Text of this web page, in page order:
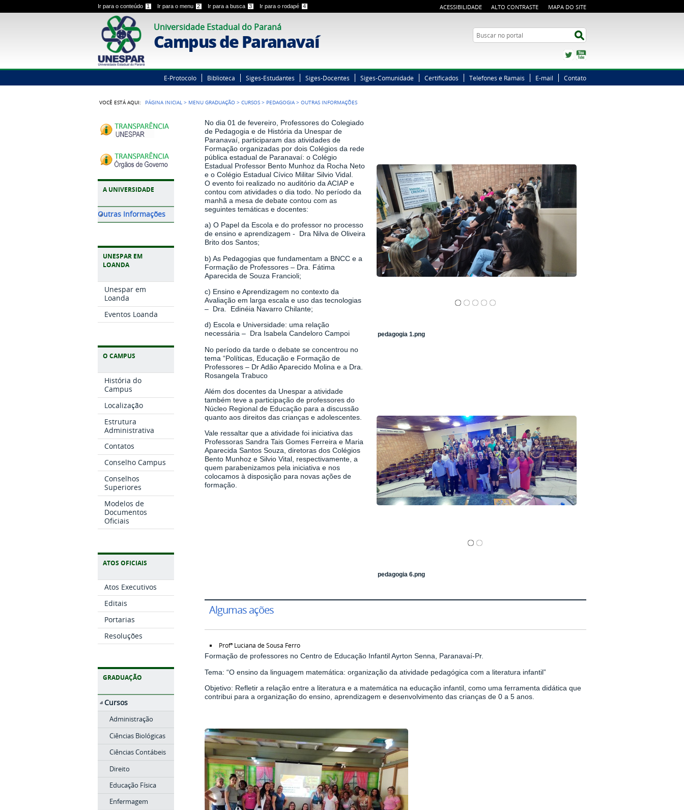
Ir para o conteúdo 1 Ir para o menu 2 Ir para a busca 3 Ir para o rodapé 4 ACESSIBILIDADE ALTO CONTRASTE MAPA DO SITE
Universidade Estadual do Paraná
Campus de Paranavaí Busca
Twitter
E-Protocolo Biblioteca Siges-Estudantes Siges-Docentes Siges-Comunidade Certificados Telefones e Ramais E-mail Contato
VOCÊ ESTÁ AQUI: PÁGINA INICIAL > MENU GRADUAÇÃO >CURSOS > PEDAGOGIA >OUTRAS INFORMAÇÕES
A UNIVERSIDADE
Outras Informações
UNESPAR EM
LOANDA
Unespar em
Loanda
Eventos Loanda
O CAMPUS
História do
Campus
Localização
Estrutura
Administrativa
Contatos
Conselho Campus
Conselhos
Superiores
Modelos de
Documentos
Oficiais
ATOS OFICIAIS
Atos Executivos
Editais
Portarias
Resoluções
GRADUAÇÃO
Cursos
Administração
Ciências Biológicas
Ciências Contábeis
Direito
Educação Física
Enfermagem
No dia 01 de fevereiro, Professores do Colegiado
de Pedagogia e de História da Unespar de
Paranavaí, participaram das atividades de
Formação organizadas por dois Colégios da rede
pública estadual de Paranavaí: o Colégio
Estadual Professor Bento Munhoz da Rocha Neto
e o Colégio Estadual Cívico Militar Silvio Vidal.
O evento foi realizado no auditório da ACIAP e
contou com atividades o dia todo. No período da
manhã a mesa de debate contou com as
seguintes temáticas e docentes:
a) O Papel da Escola e do professor no processo
de ensino e aprendizagem - Dra Nilva de Oliveira
Brito dos Santos;
b) As Pedagogias que fundamentam a BNCC e a
Formação de Professores – Dra. Fátima
Aparecida de Souza Francioli;
c) Ensino e Aprendizagem no contexto da
Avaliação em larga escala e uso das tecnologias
– Dra. Edinéia Navarro Chilante;
d) Escola e Universidade: uma relação
necessária – Dra Isabela Candeloro Campoi
No período da tarde o debate se concentrou no
tema “Políticas, Educação e Formação de
Professores – Dr Adão Aparecido Molina e a Dra.
Rosangela Trabuco
Além dos docentes da Unespar a atividade
também teve a participação de professores do
Núcleo Regional de Educação para a discussão
quanto aos direitos das crianças e adolescentes.
Vale ressaltar que a atividade foi iniciativa das
Professoras Sandra Tais Gomes Ferreira e Maria
Aparecida Santos Souza, diretoras dos Colégios
Bento Munhoz e Silvio Vital, respectivamente, a
quem parabenizamos pela iniciativa e nos
colocamos à disposição para novas ações de
formação.
pedagogia 1.png
pedagogia 6.png
Algumas ações
Profª Luciana de Sousa Ferro
Formação de professores no Centro de Educação Infantil Ayrton Senna, Paranavaí-Pr.
Tema: “O ensino da linguagem matemática: organização da atividade pedagógica com a literatura infantil”
Objetivo: Refletir a relação entre a literatura e a matemática na educação infantil, como uma ferramenta didática que
contribui para a organização do ensino, aprendizagem e desenvolvimento das crianças de 0 a 5 anos.